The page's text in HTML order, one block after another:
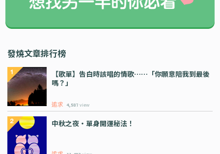
發燒文章排行榜
【歌單】告白時該唱的情歌⋯⋯「你願意陪我到最後
嗎？」
追求 4,587 view
中秋之夜・單身開運秘法！